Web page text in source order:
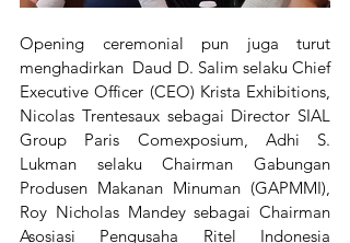
Opening ceremonial pun juga turut
menghadirkan  Daud D. Salim selaku Chief
Executive Officer (CEO) Krista Exhibitions,
Nicolas Trentesaux sebagai Director SIAL
Group Paris Comexposium, Adhi S.
Lukman selaku Chairman Gabungan
Produsen Makanan Minuman (GAPMMI),
Roy Nicholas Mandey sebagai Chairman
Asosiasi Pengusaha Ritel Indonesia